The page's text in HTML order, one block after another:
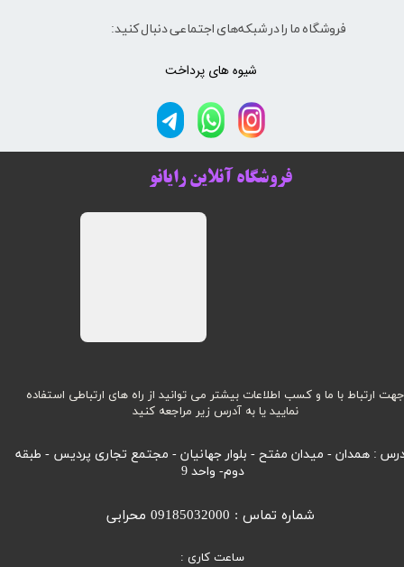
جهت ارتباط با ما و کسب اطلاعات بیشتر می توانید از راه های ارتباطی استفاده
نمایید یا به آدرس زیر مراجعه کنید
: همدان - میدان مفتح - بلوار جهانیان - مجتمع تجاری پردیس - طبقه
دوم- واحد 9
ساعت کاری :
شماره تماس : 09185032000 محرابی
فروشگاه آنلاین رایانو
فروشگاه ما را در شبکه‌های اجتماعی دنبال کنید:
شیوه های پرداخت